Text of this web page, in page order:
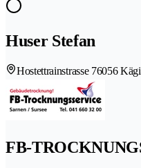
Huser Stefan
Hostettrainstrasse 76056
FB-